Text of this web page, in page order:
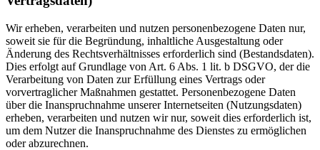
Wir erheben, verarbeiten und nutzen personenbezogene Daten nur,
soweit sie für die Begründung, inhaltliche Ausgestaltung oder
Änderung des Rechtsverhältnisses erforderlich sind (Bestandsdaten).
Dies erfolgt auf Grundlage von Art. 6 Abs. 1 lit. b DSGVO, der die
Verarbeitung von Daten zur Erfüllung eines Vertrags oder
vorvertraglicher Maßnahmen gestattet. Personenbezogene Daten
über die Inanspruchnahme unserer Internetseiten (Nutzungsdaten)
erheben, verarbeiten und nutzen wir nur, soweit dies erforderlich ist,
um dem Nutzer die Inanspruchnahme des Dienstes zu ermöglichen
oder abzurechnen.